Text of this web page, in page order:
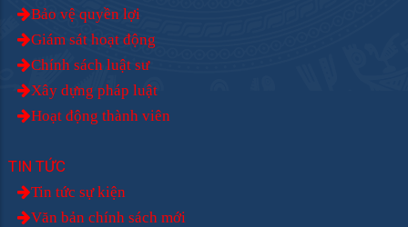
Bảo vệ quyền lợi
Giám sát hoạt động
Chính sách luật sư
Xây dựng pháp luật
Hoạt động thành viên
TIN TỨC
Tin tức sự kiện
Văn bản chính sách mới